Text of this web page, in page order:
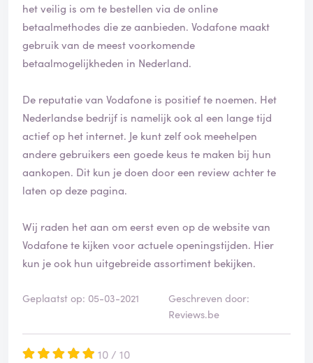
het veilig is om te bestellen via de online
betaalmethodes die ze aanbieden. Vodafone maakt
gebruik van de meest voorkomende
betaalmogelijkheden in Nederland.
De reputatie van Vodafone is positief te noemen. Het
Nederlandse bedrijf is namelijk ook al een lange tijd
actief op het internet. Je kunt zelf ook meehelpen
andere gebruikers een goede keus te maken bij hun
aankopen. Dit kun je doen door een review achter te
laten op deze pagina.
Wij raden het aan om eerst even op de website van
Vodafone te kijken voor actuele openingstijden. Hier
kun je ook hun uitgebreide assortiment bekijken.
Geplaatst op: 05-03-2021
Geschreven door:
Reviews.be
10 / 10